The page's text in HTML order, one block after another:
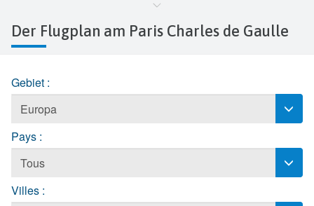
Der Flugplan am Paris Charles de Gaulle